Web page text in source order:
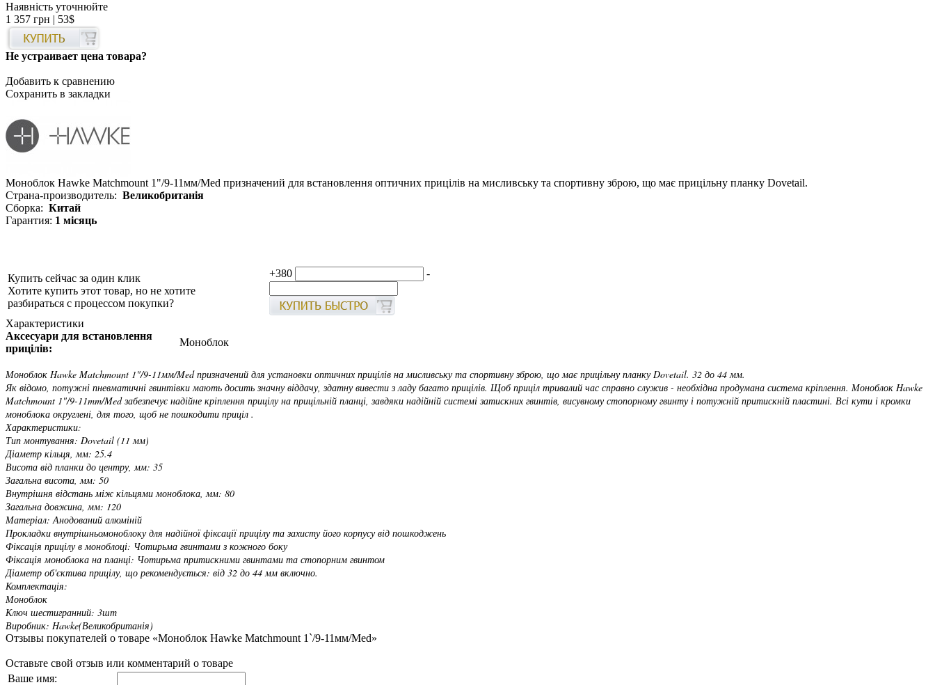
Наявність уточнюйте
1 357 грн | 53$
Не устраивает цена товара?
Добавить к сравнению
Сохранить в закладки
Моноблок Hawke Matchmount 1"/9-11мм/Med призначений для встановлення оптичних прицілів на мисливську та спортивну зброю, що має прицільну планку Dovetail.
Страна-производитель: Великобританія
Сборка: Китай
Гарантия: 1 місяць
Купить сейчас за один клик
Хотите купить этот товар, но не хотите
разбираться с процессом покупки?
+380 -
Характеристики
Аксесуари для встановлення
прицілів:
Моноблок
Моноблок Hawke Matchmount 1"/9-11мм/Med призначений для установки оптичних прицілів на мисливську та спортивну зброю, що має прицільну планку Dovetail. 32 до 44 мм.
Як відомо, потужні пневматичні гвинтівки мають досить значну віддачу, здатну вивести з ладу багато прицілів. Щоб приціл тривалий час справно служив - необхідна продумана система кріплення. Моноблок Hawke
Matchmount 1"/9-11mm/Med забезпечує надійне кріплення прицілу на прицільній планці, завдяки надійній системі затискних гвинтів, висувному стопорному гвинту і потужній притискній пластині. Всі кути і кромки
моноблока округлені, для того, щоб не пошкодити приціл .
Характеристики:
Тип монтування: Dovetail (11 мм)
Діаметр кільця, мм: 25.4
Висота від планки до центру, мм: 35
Загальна висота, мм: 50
Внутрішня відстань між кільцями моноблока, мм: 80
Загальна довжина, мм: 120
Матеріал: Анодований алюміній
Прокладки внутрішньомоноблоку для надійної фіксації прицілу та захисту його корпусу від пошкоджень
Фіксація прицілу в моноблоці: Чотирьма гвинтами з кожного боку
Фіксація моноблока на планці: Чотирьма притискними гвинтами та стопорним гвинтом
Діаметр об'єктива прицілу, що рекомендується: від 32 до 44 мм включно.
Комплектація:
Моноблок
Ключ шестигранний: 3шт
Виробник: Hawke(Великобританія)
Отзывы покупателей о товаре «Моноблок Hawke Matchmount 1`/9-11мм/Med»
Оставьте свой отзыв или комментарий о товаре
Ваше имя: